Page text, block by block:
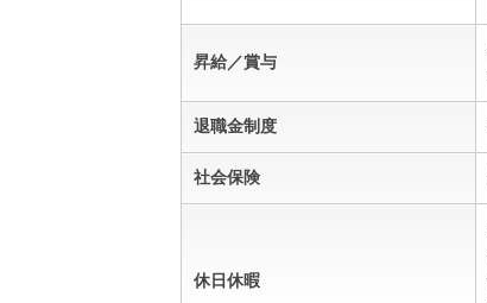
昇給／賞与
退職金制度
社会保険
休日休暇